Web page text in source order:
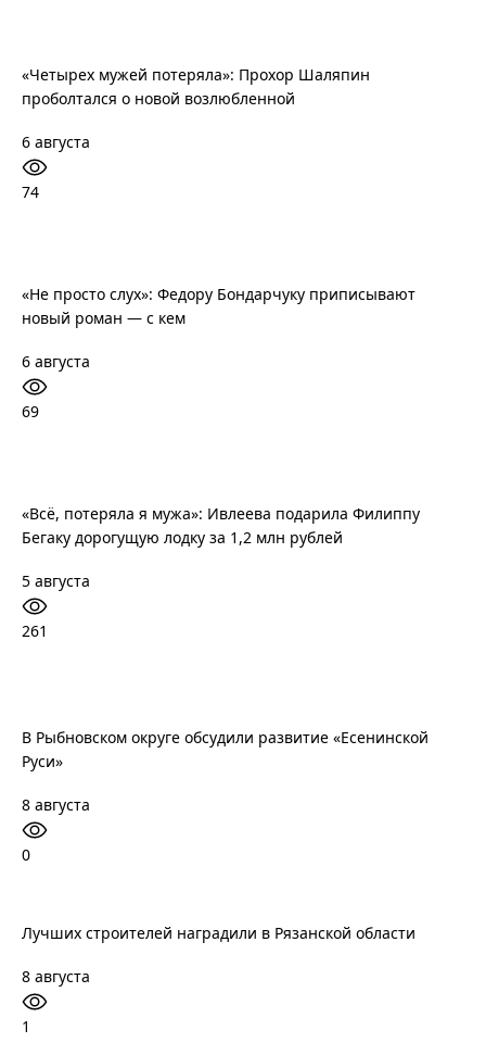
«Четырех мужей потеряла»: Прохор Шаляпин
проболтался о новой возлюбленной
6 августа
74
«Не просто слух»: Федору Бондарчуку приписывают
новый роман — с кем
6 августа
69
«Всё, потеряла я мужа»: Ивлеева подарила Филиппу
Бегаку дорогущую лодку за 1,2 млн рублей
5 августа
261
В Рыбновском округе обсудили развитие «Есенинской
Руси»
8 августа
0
Лучших строителей наградили в Рязанской области
8 августа
1